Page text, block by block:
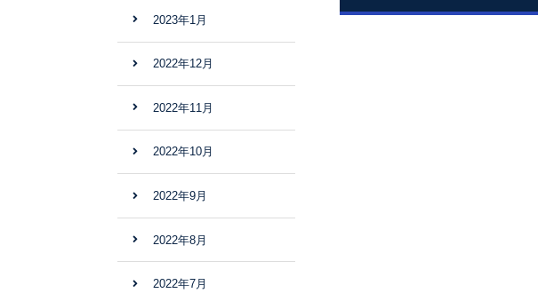
2023年1月
2022年12月
2022年11月
2022年10月
2022年9月
2022年8月
2022年7月